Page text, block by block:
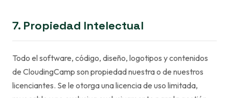
7. Propiedad Intelectual
Todo el software, código, diseño, logotipos y contenidos
de CloudingCamp son propiedad nuestra o de nuestros
licenciantes. Se le otorga una licencia de uso limitada,